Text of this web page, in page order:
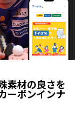
素材の良さを
ーボンインナ